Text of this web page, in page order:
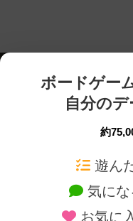
ボードゲー
自分の
約
遊ん
気に
お気に
ボードゲームを検索する